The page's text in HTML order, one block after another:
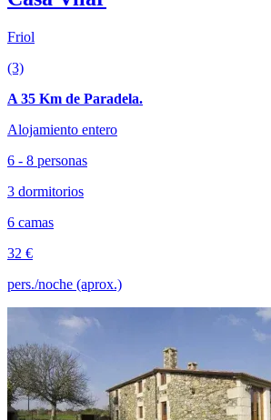
Friol
(3)
A 35 Km de Paradela.
Alojamiento entero
6 - 8 personas
3 dormitorios
6 camas
32 €
pers./noche (aprox.)